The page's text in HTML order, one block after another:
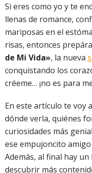
Si eres como yo y te
llenas de romance,
mariposas en el
risas, entonces
de Mi Vida», la nueva
conquistando los
créeme… ¡no es para
En este artículo te voy
dónde verla, quiénes
curiosidades más
ese empujoncito
Además, al final hay
descubrir más